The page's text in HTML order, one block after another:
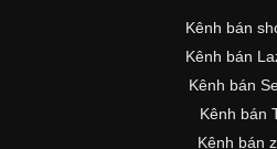
Kênh bán
Kênh bán
Kênh bán
Kênh bán
Kênh bán